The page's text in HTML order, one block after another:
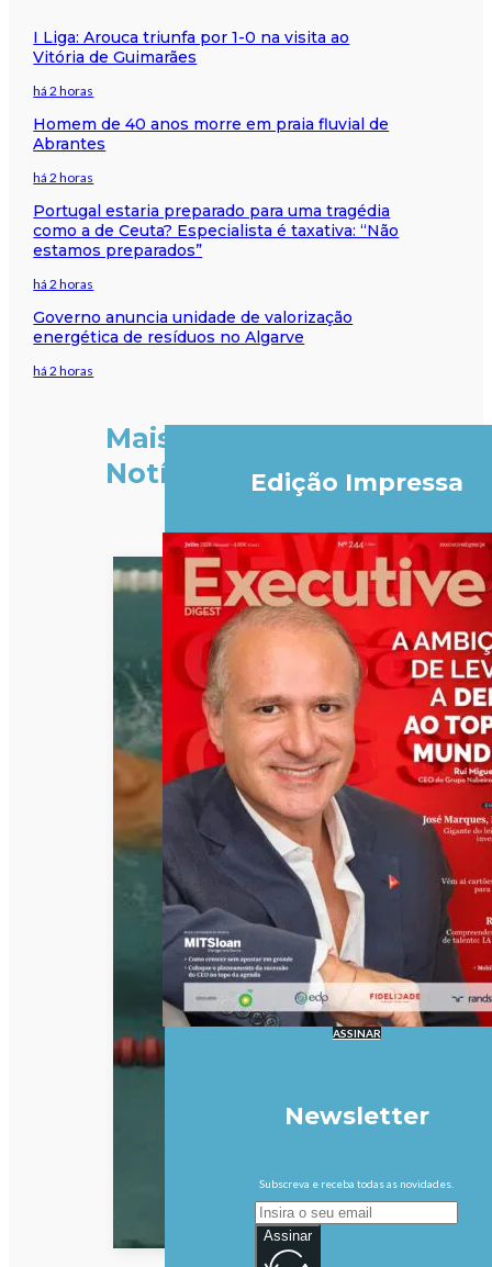
I Liga: Arouca triunfa por 1-0 na visita ao
Vitória de Guimarães
há 2 horas
Homem de 40 anos morre em praia fluvial de
Abrantes
há 2 horas
Portugal estaria preparado para uma tragédia
como a de Ceuta? Especialista é taxativa: “Não
estamos preparados”
há 2 horas
Governo anuncia unidade de valorização
energética de resíduos no Algarve
há 2 horas
Mais
Notícias
Edição Impressa
ASSINAR
Newsletter
Subscreva e receba todas as novidades.
Assinar